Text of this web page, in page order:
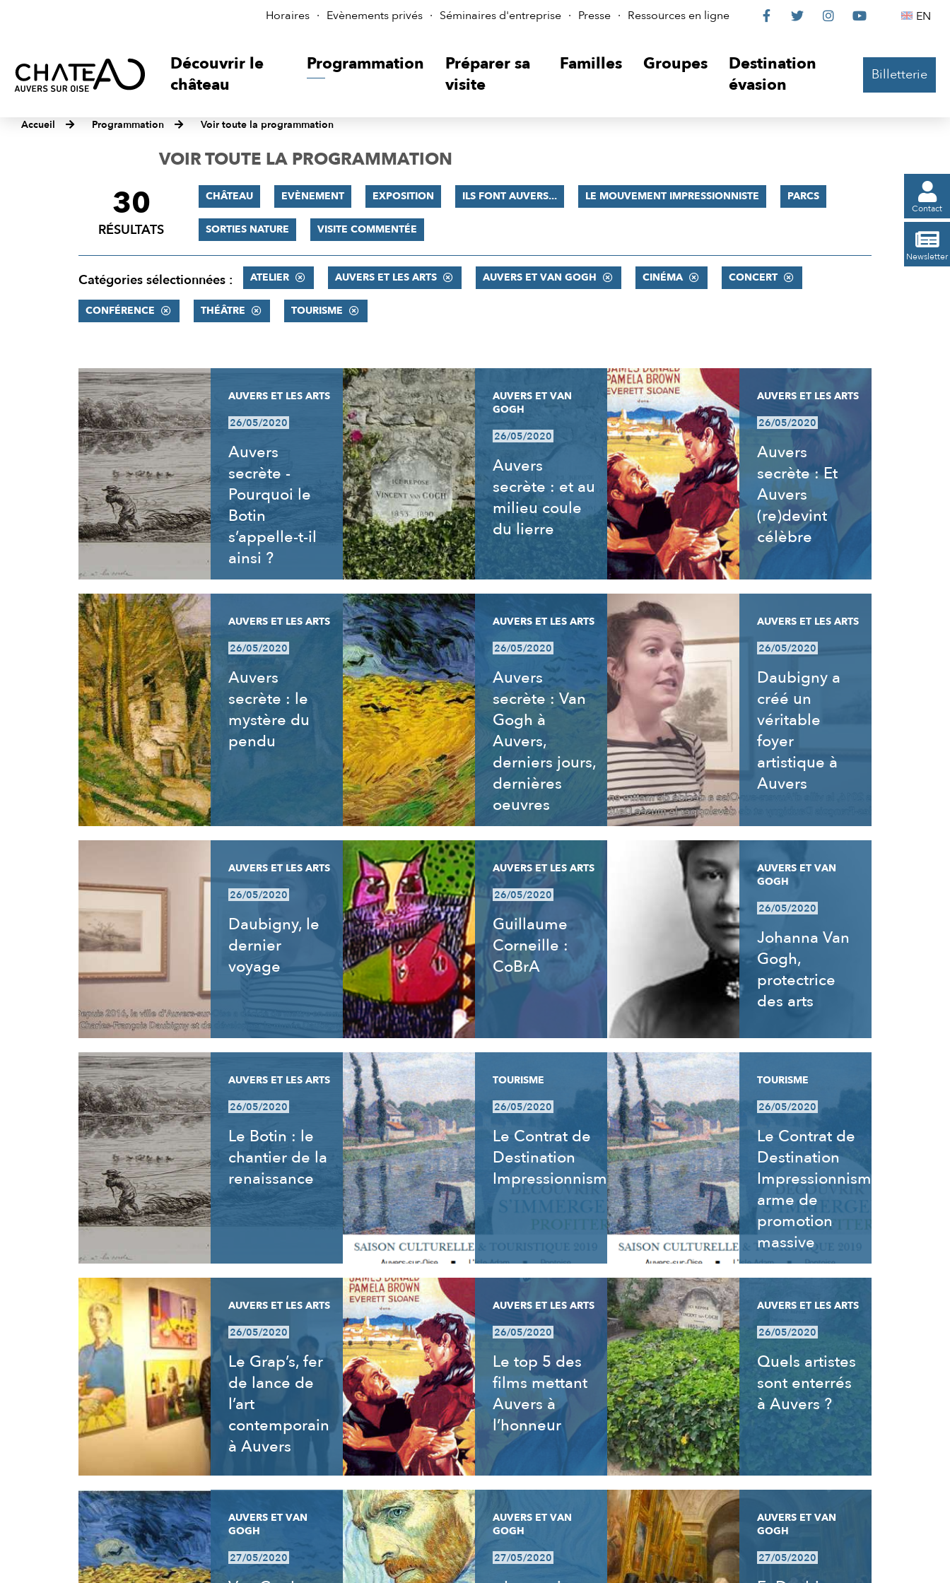
Horaires Evènements privés Séminaires d'entreprise Presse Ressources en ligne
Le
sur

Le

Le

Le
 EN
Découvrir le
château
Programmation
Préparer sa
visite
Familles Groupes
Destination
évasion
Billetterie
Accueil Programmation Voir toute la programmation

Contact

Newsletter
VOIR TOUTE LA PROGRAMMATION
FILTRER
RÉSULTATS
30
RÉSULTATS
CHÂTEAU EVÈNEMENT EXPOSITION ILS FONT AUVERS... LE MOUVEMENT IMPRESSIONNISTE PARCS
SORTIES NATURE VISITE COMMENTÉE
Catégories sélectionnées : ATELIER AUVERS ET LES ARTS AUVERS ET VAN GOGH CINÉMA CONCERT
CONFÉRENCE THÉÂTRE TOURISME
RÉSULTATS
AUVERS ET LES ARTS
26/05/2020
Auvers
secrète -
Pourquoi le
Botin
s’appelle-t-il
ainsi ?
AUVERS ET VAN
GOGH
26/05/2020
Auvers
secrète : et au
milieu coule
du lierre
AUVERS ET LES ARTS
26/05/2020
Auvers
secrète : Et
Auvers
(re)devint
célèbre
AUVERS ET LES ARTS
26/05/2020
Auvers
secrète : le
mystère du
pendu
AUVERS ET LES ARTS
26/05/2020
Auvers
secrète : Van
Gogh à
Auvers,
derniers jours,
dernières
oeuvres
AUVERS ET LES ARTS
26/05/2020
Daubigny a
créé un
véritable
foyer
artistique à
Auvers
AUVERS ET LES ARTS
26/05/2020
Daubigny, le
dernier
voyage
AUVERS ET LES ARTS
26/05/2020
Guillaume
Corneille :
CoBrA
AUVERS ET VAN
GOGH
26/05/2020
Johanna Van
Gogh,
protectrice
des arts
AUVERS ET LES ARTS
26/05/2020
Le Botin : le
chantier de la
renaissance
TOURISME
26/05/2020
Le Contrat de
Destination
Impressionnisme
TOURISME
26/05/2020
Le Contrat de
Destination
Impressionnisme,
arme de
promotion
massive
AUVERS ET LES ARTS
26/05/2020
Le Grap’s, fer
de lance de
l’art
contemporain
à Auvers
AUVERS ET LES ARTS
26/05/2020
Le top 5 des
films mettant
Auvers à
l’honneur
AUVERS ET LES ARTS
26/05/2020
Quels artistes
sont enterrés
à Auvers ?
AUVERS ET VAN
GOGH
27/05/2020
AUVERS ET VAN
GOGH
27/05/2020
AUVERS ET VAN
GOGH
27/05/2020